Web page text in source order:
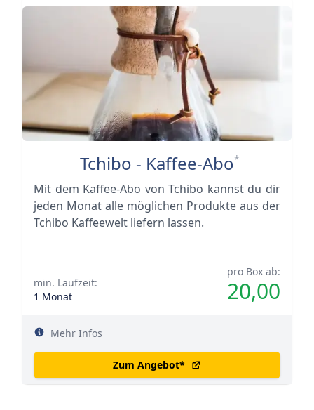
Tchibo - Kaffee-Abo*
Mit dem Kaffee-Abo von Tchibo kannst du dir
jeden Monat alle möglichen Produkte aus der
Tchibo Kaffeewelt liefern lassen.
pro Box ab:
20,00
min. Laufzeit:
1 Monat
Mehr Infos
Zum Angebot*